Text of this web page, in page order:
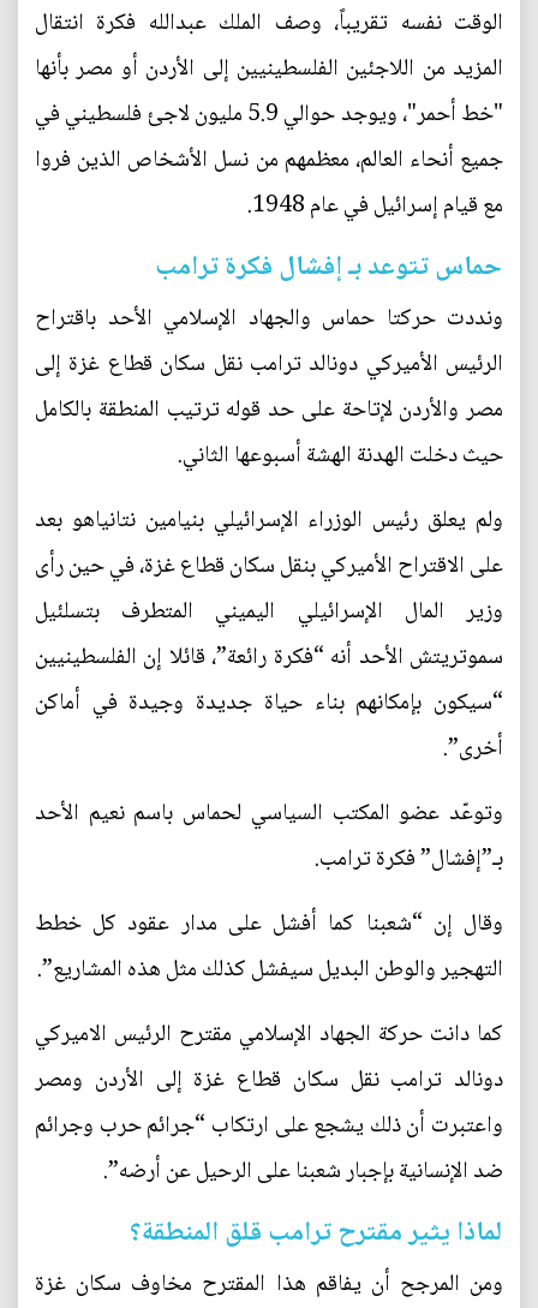
الوقت نفسه تقريباً، وصف الملك عبدالله فكرة انتقال
المزيد من اللاجئين الفلسطينيين إلى الأردن أو مصر بأنها
"خط أحمر"، ويوجد حوالي 5.9 مليون لاجئ فلسطيني في
جميع أنحاء العالم، معظمهم من نسل الأشخاص الذين فروا
مع قيام إسرائيل في عام 1948.
حماس تتوعد بـ إفشال فكرة ترامب
ونددت حركتا حماس والجهاد الإسلامي الأحد باقتراح
الرئيس الأميركي دونالد ترامب نقل سكان قطاع غزة إلى
مصر والأردن لإتاحة على حد قوله ترتيب المنطقة بالكامل
حيث دخلت الهدنة الهشة أسبوعها الثاني.
ولم يعلق رئيس الوزراء الإسرائيلي بنيامين نتانياهو بعد
على الاقتراح الأميركي بنقل سكان قطاع غزة، في حين رأى
وزير المال الإسرائيلي اليميني المتطرف بتسلئيل
سموتريتش الأحد أنه “فكرة رائعة”، قائلا إن الفلسطينيين
“سيكون بإمكانهم بناء حياة جديدة وجيدة في أماكن
أخرى”.
وتوعّد عضو المكتب السياسي لحماس باسم نعيم الأحد
بـ”إفشال” فكرة ترامب.
وقال إن “شعبنا كما أفشل على مدار عقود كل خطط
التهجير والوطن البديل سيفشل كذلك مثل هذه المشاريع”.
كما دانت حركة الجهاد الإسلامي مقترح الرئيس الاميركي
دونالد ترامب نقل سكان قطاع غزة إلى الأردن ومصر
واعتبرت أن ذلك يشجع على ارتكاب “جرائم حرب وجرائم
ضد الإنسانية بإجبار شعبنا على الرحيل عن أرضه”.
لماذا يثير مقترح ترامب قلق المنطقة؟
ومن المرجح أن يفاقم هذا المقترح مخاوف سكان غزة